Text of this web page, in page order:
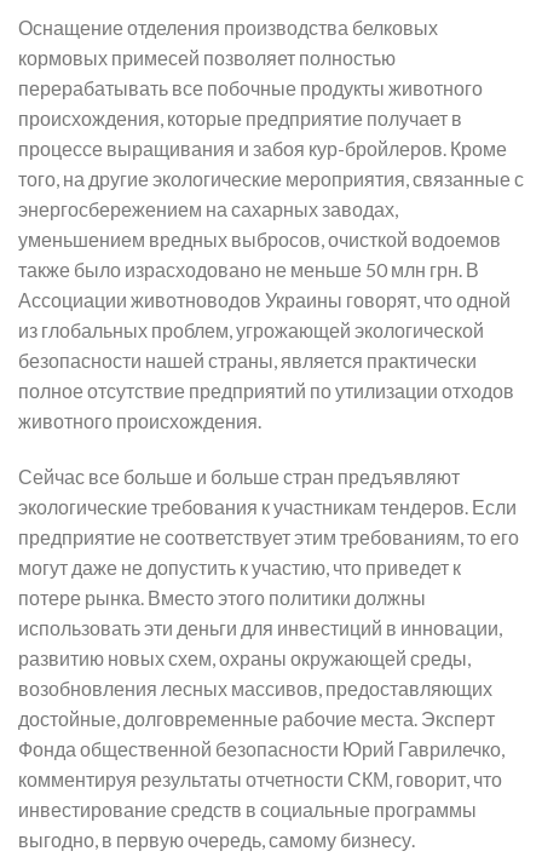
Оснащение отделения производства белковых
кормовых примесей позволяет полностью
перерабатывать все побочные продукты животного
происхождения, которые предприятие получает в
процессе выращивания и забоя кур-бройлеров. Кроме
того, на другие экологические мероприятия, связанные с
энергосбережением на сахарных заводах,
уменьшением вредных выбросов, очисткой водоемов
также было израсходовано не меньше 50 млн грн. В
Ассоциации животноводов Украины говорят, что одной
из глобальных проблем, угрожающей экологической
безопасности нашей страны, является практически
полное отсутствие предприятий по утилизации отходов
животного происхождения.
Сейчас все больше и больше стран предъявляют
экологические требования к участникам тендеров. Если
предприятие не соответствует этим требованиям, то его
могут даже не допустить к участию, что приведет к
потере рынка. Вместо этого политики должны
использовать эти деньги для инвестиций в инновации,
развитию новых схем, охраны окружающей среды,
возобновления лесных массивов, предоставляющих
достойные, долговременные рабочие места. Эксперт
Фонда общественной безопасности Юрий Гаврилечко,
комментируя результаты отчетности СКМ, говорит, что
инвестирование средств в социальные программы
выгодно, в первую очередь, самому бизнесу.